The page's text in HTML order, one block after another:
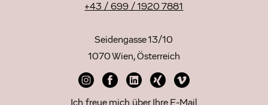
+43 / 699 / 1920 7881
Seidengasse 13/10
1070 Wien, Österreich